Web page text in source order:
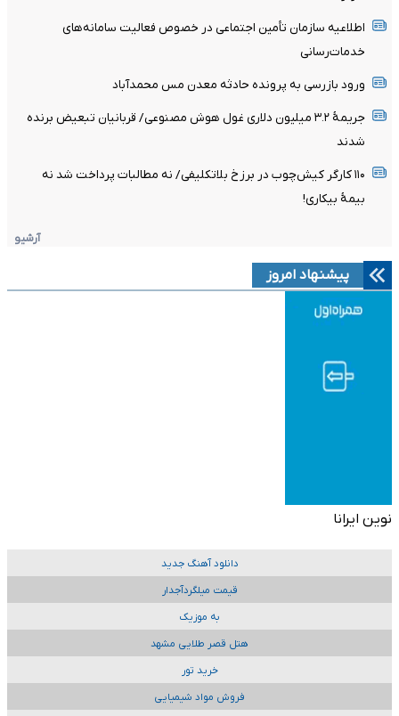
اطلاعیه سازمان تأمین اجتماعی در خصوص فعالیت سامانه‌های
خدمات‌رسانی
ورود بازرسی به پرونده حادثه معدن مس محمدآباد
جریمۀ ۳.۲ میلیون دلاری غول هوش مصنوعی/ قربانیان تبعیض برنده
شدند
۱۱۰ کارگر کیش‌چوب در برزخ بلاتکلیفی/ نه مطالبات پرداخت شد نه
بیمۀ بیکاری!
آرشیو
پیشنهاد امروز
نوین ایرانا
دانلود آهنگ جدید
قیمت میلگردآجدار
به موزیک
هتل قصر طلایی مشهد
خرید تور
فروش مواد شیمیایی